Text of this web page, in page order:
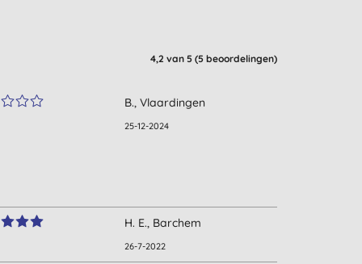
4,2 van 5 (5 beoordelingen)
B., Vlaardingen
25-12-2024
H. E., Barchem
26-7-2022